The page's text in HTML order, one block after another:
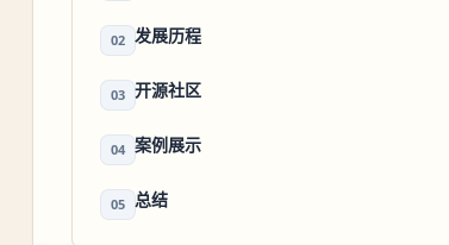
02 发展历程
03 开源社区
04 案例展示
05 总结